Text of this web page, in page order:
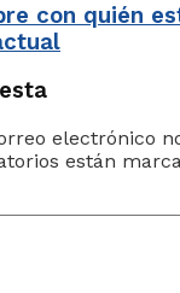
con quién
electrónico
están